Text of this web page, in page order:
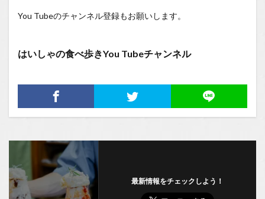
You Tubeのチャンネル登録もお願いします。
はいしゃの食べ歩きYou Tubeチャンネル
最新情報をチェックしよう！